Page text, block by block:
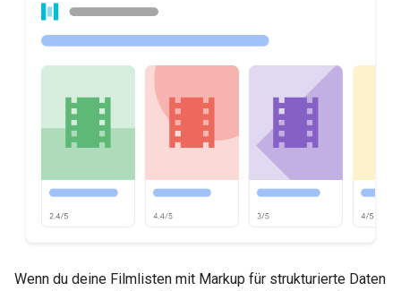
Wenn du deine Filmlisten mit Markup für strukturierte Daten